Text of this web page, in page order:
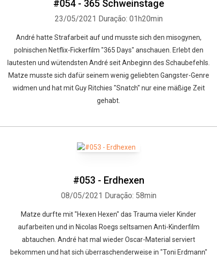
#054 - 365 Schweinstage
23/05/2021 Duração: 01h20min
André hatte Strafarbeit auf und musste sich den misogynen,
polnischen Netflix-Fickerfilm "365 Days" anschauen. Erlebt den
lautesten und wütendsten André seit Anbeginn des Schaubefehls.
Matze musste sich dafür seinem wenig geliebten Gangster-Genre
widmen und hat mit Guy Ritchies "Snatch" nur eine mäßige Zeit
gehabt.
#053 - Erdhexen
08/05/2021 Duração: 58min
Matze durfte mit "Hexen Hexen" das Trauma vieler Kinder
aufarbeiten und in Nicolas Roegs seltsamen Anti-Kinderfilm
abtauchen. André hat mal wieder Oscar-Material serviert
bekommen und hat sich überraschenderweise in "Toni Erdmann"